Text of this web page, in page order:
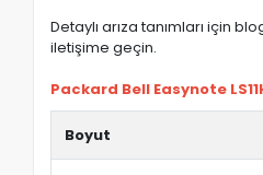
Detaylı arıza tanımları için
iletişime geçin.
Packard Bell Easynote
Boyut